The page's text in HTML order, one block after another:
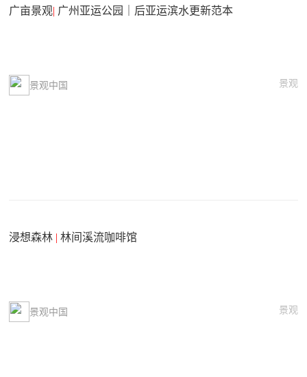
广亩景观| 广州亚运公园｜后亚运滨水更新范本
景观中国 景观
浸想森林 | 林间溪流咖啡馆
景观中国 景观